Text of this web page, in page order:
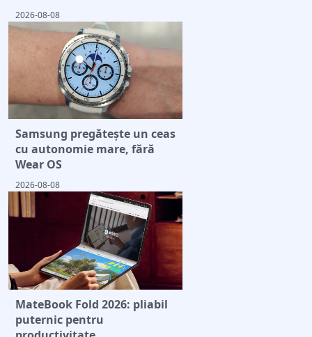
2026-08-08
Samsung pregătește un ceas
cu autonomie mare, fără
Wear OS
2026-08-08
MateBook Fold 2026: pliabil
puternic pentru